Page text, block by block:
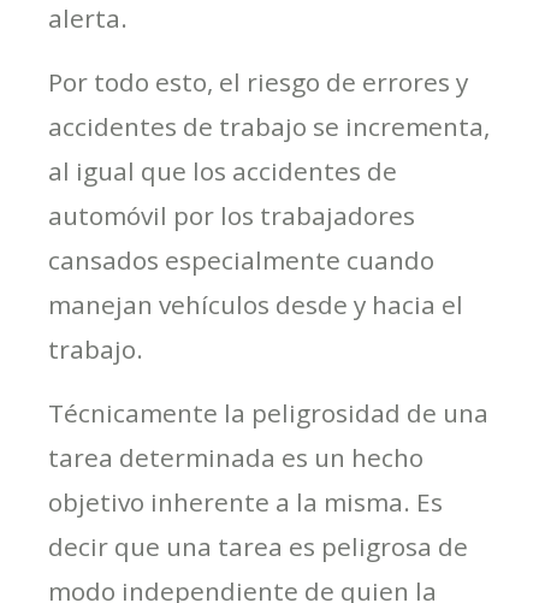
alerta.
Por todo esto, el riesgo de errores y
accidentes de trabajo se incrementa,
al igual que los accidentes de
automóvil por los trabajadores
cansados especialmente cuando
manejan vehículos desde y hacia el
trabajo.
Técnicamente la peligrosidad de una
tarea determinada es un hecho
objetivo inherente a la misma. Es
decir que una tarea es peligrosa de
modo independiente de quien la